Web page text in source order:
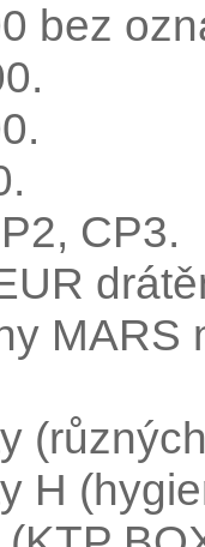
bez
CP3.
MARS
H